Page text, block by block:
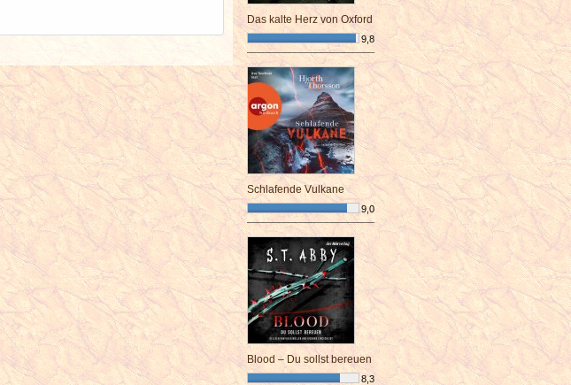
Das kalte Herz von Oxford
9,8
¯¯¯¯¯¯¯¯¯¯¯¯¯¯¯¯¯¯¯¯¯¯¯¯
Schlafende Vulkane
9,0
¯¯¯¯¯¯¯¯¯¯¯¯¯¯¯¯¯¯¯¯¯¯¯¯
Blood – Du sollst bereuen
8,3